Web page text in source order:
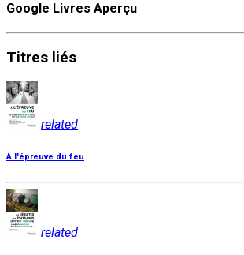
Google Livres Aperçu
Titres liés
related
À l'épreuve du feu
related